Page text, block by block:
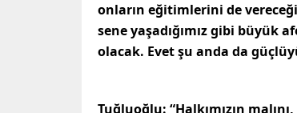
onların eğitimlerini de
sene yaşadığımız gibi büyük
olacak. Evet şu anda da
Tuğluoğlu: “Halkımızın